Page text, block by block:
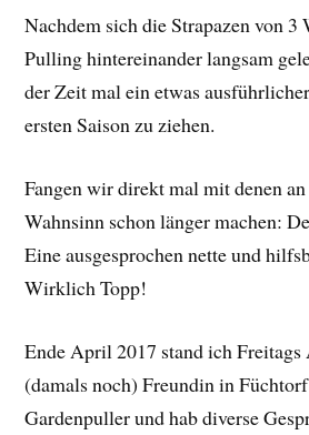
Nachdem sich die Strapazen von 3
Pulling hintereinander langsam
der Zeit mal ein etwas
ersten Saison zu ziehen.
Fangen wir direkt mal mit denen
Wahnsinn schon länger machen:
Eine ausgesprochen nette und
Wirklich Topp!
Ende April 2017 stand ich
(damals noch) Freundin in
Gardenpuller und hab diverse